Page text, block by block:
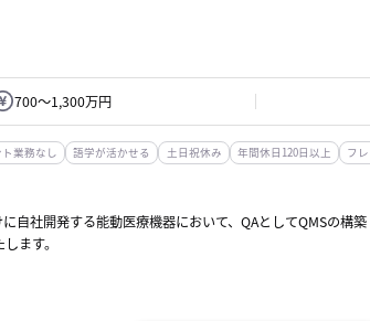
700～1,300万円
業務なし 語学が活かせる 土日祝休み 年間休日120日以上 フ
自社開発する能動医療機器において、QAとしてQMSの構
ます。